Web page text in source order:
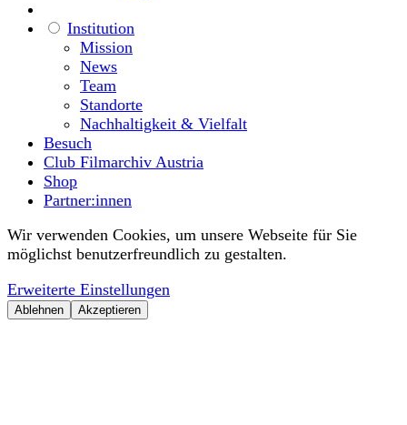
Institution
Mission
News
Team
Standorte
Nachhaltigkeit & Vielfalt
Besuch
Club Filmarchiv Austria
Shop
Partner:innen
Wir verwenden Cookies, um unsere Webseite für Sie
möglichst benutzerfreundlich zu gestalten.
Erweiterte Einstellungen
Ablehnen Akzeptieren